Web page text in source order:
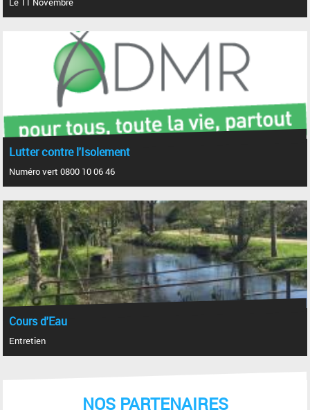
Lutter contre l'Isolement
Numéro vert 0800 10 06 46
Cours d'Eau
Entretien
NOS PARTENAIRES